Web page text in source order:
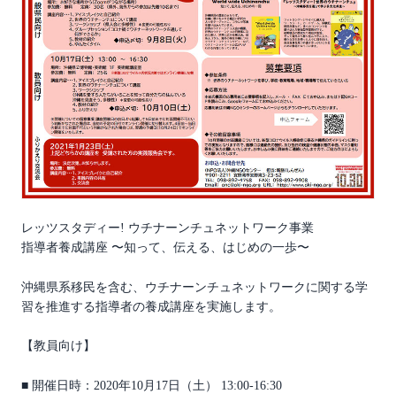
レッツスタディー! ウチナーンチュネットワーク事業
指導者養成講座 〜知って、伝える、はじめの一歩〜
沖縄県系移民を含む、ウチナーンチュネットワークに関する学
習を推進する指導者の養成講座を実施します。
【教員向け】
■ 開催日時：2020年10月17日（土） 13:00-16:30